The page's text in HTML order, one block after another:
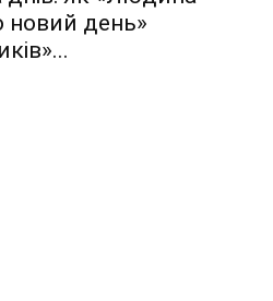
новий день»